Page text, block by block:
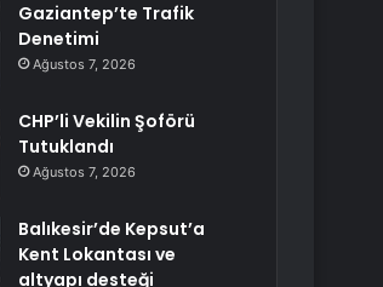
Gaziantep’te Trafik
Denetimi
Ağustos 7, 2026
CHP’li Vekilin Şoförü
Tutuklandı
Ağustos 7, 2026
Balıkesir’de Kepsut’a
Kent Lokantası ve
altyapı desteği